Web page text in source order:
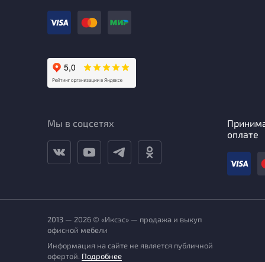
Мы в соцсетях
оплате
2013 — 2026 © «Иксэс» — продажа и выкуп
офисной мебели
Информация на сайте не является публичной
офертой. Подробнее